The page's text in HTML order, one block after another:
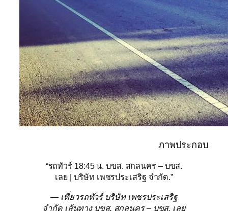
ภาพประกอบ
“รถทัวร์ 18:45 น. บขส. สกลนคร – บขส.
เลย | บริษัท เพชรประเสริฐ จำกัด.”
— เที่ยวรถทัวร์ บริษัท เพชรประเสริฐ
จำกัด เส้นทาง บขส. สกลนคร – บขส. เลย